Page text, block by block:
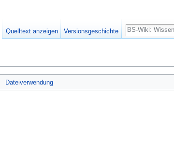
Dateiverwendung
Quelltext anzeigen Versionsgeschichte
Suche